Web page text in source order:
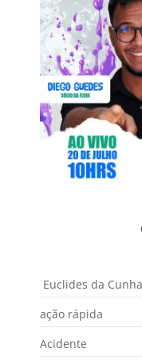
Euclides da Cunha
ação rápida
Acidente